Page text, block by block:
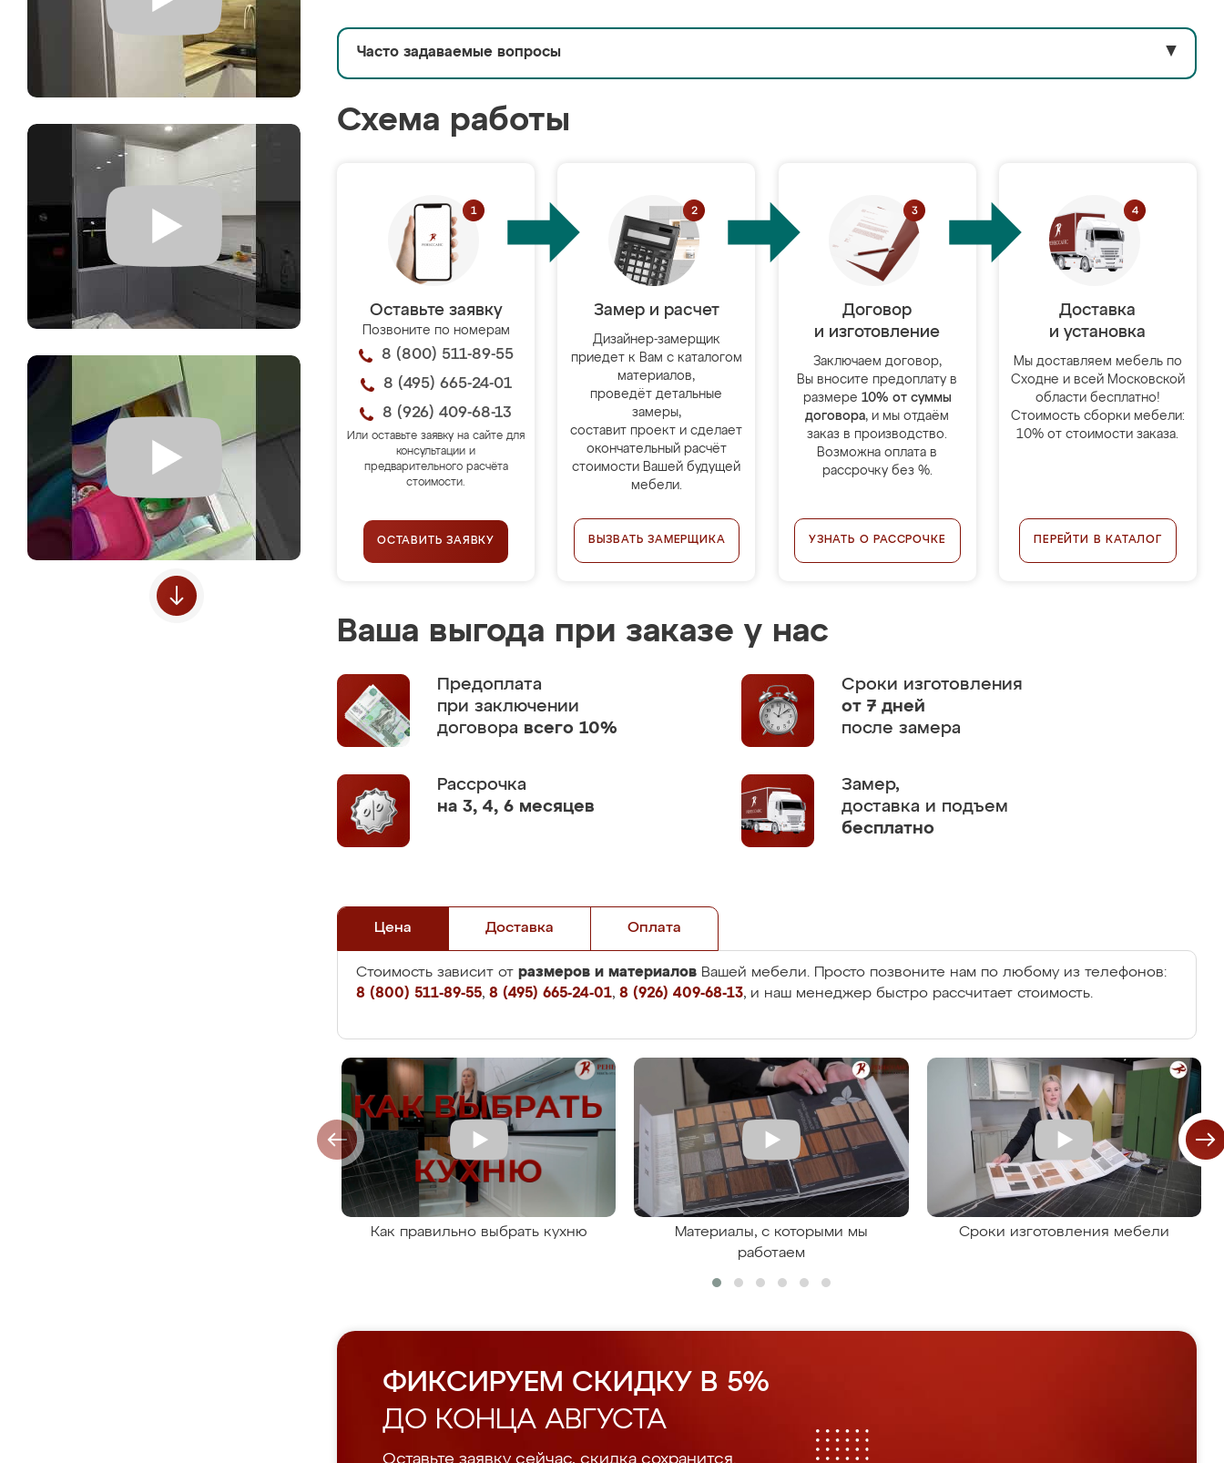
Часто задаваемые вопросы ▼
Схема работы
Оставьте заявку
Позвоните по номерам
8 (800) 511-89-55
8 (495) 665-24-01
8 (926) 409-68-13
Или оставьте заявку на сайте для
консультации и
предварительного расчёта
стоимости.
ОСТАВИТЬ ЗАЯВКУ
Замер и расчет
Дизайнер-замерщик
приедет к Вам с каталогом
материалов,
проведёт детальные
замеры,
составит проект и сделает
окончательный расчёт
стоимости Вашей будущей
мебели.
ВЫЗВАТЬ ЗАМЕРЩИКА
Договор
и изготовление
Заключаем договор,
Вы вносите предоплату в
размере 10% от суммы
договора, и мы отдаём
заказ в производство.
Возможна оплата в
рассрочку без %.
УЗНАТЬ О РАССРОЧКЕ
Доставка
и установка
Мы доставляем мебель по
Сходне и всей Московской
области бесплатно!
Стоимость сборки мебели:
10% от стоимости заказа.
ПЕРЕЙТИ В КАТАЛОГ
Ваша выгода при заказе у нас
Предоплата
при заключении
договора всего 10%
Сроки изготовления
от 7 дней
после замера
Рассрочка
на 3, 4, 6 месяцев
Замер,
доставка и подъем
бесплатно
Цена Доставка Оплата
Стоимость зависит от размеров и материалов Вашей мебели. Просто позвоните нам по любому из телефонов:
8 (800) 511-89-55, 8 (495) 665-24-01, 8 (926) 409-68-13, и наш менеджер быстро рассчитает стоимость.
Как правильно выбрать кухню
Материалы, с которыми мы
работаем
Сроки изготовления мебели
ФИКСИРУЕМ СКИДКУ В 5%
ДО КОНЦА АВГУСТА
Оставьте заявку сейчас, скидка сохранится.